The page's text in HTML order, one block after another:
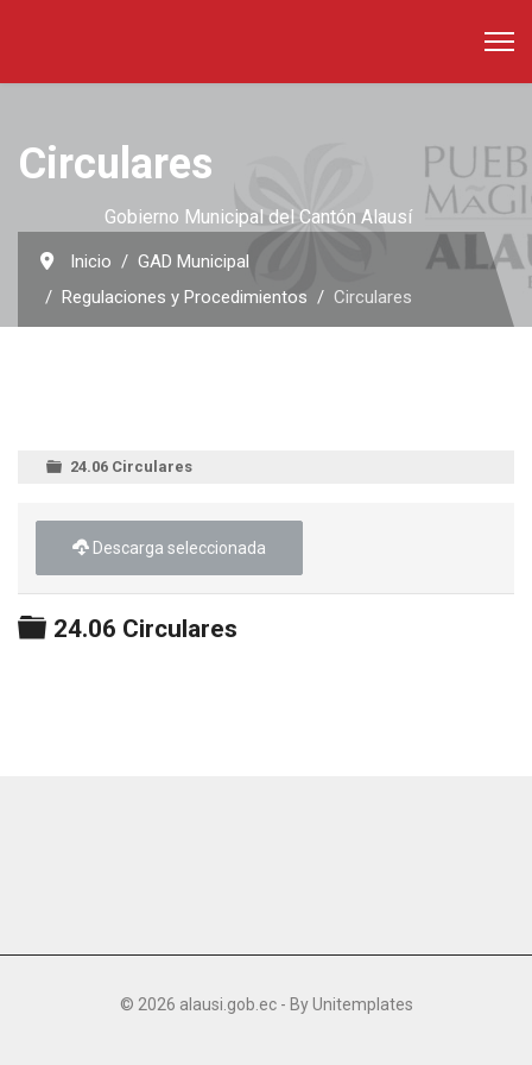
Circulares
Gobierno Municipal del Cantón Alausí
Inicio
GAD Municipal
Regulaciones y Procedimientos
Circulares
24.06 Circulares
Descarga seleccionada
Carpeta
24.06 Circulares
© 2026 alausi.gob.ec - ByUnitemplates